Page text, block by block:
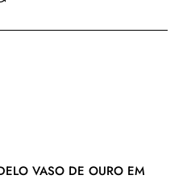
VASO DE OURO EM